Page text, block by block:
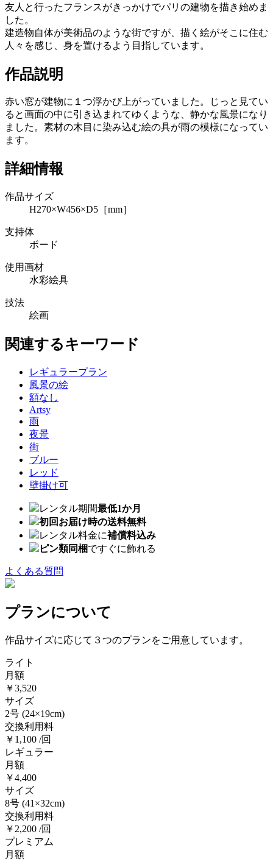
友人と行ったフランスがきっかけでパリの建物を描き始めま
した。
建造物自体が美術品のような街ですが、描く絵がそこに住む
人々を感じ、身を置けるよう目指しています。
作品説明
赤い窓が建物に１つ浮かび上がっていました。じっと見てい
ると画面の中に引き込まれてゆくような、静かな風景になり
ました。素材の木目に染み込む絵の具が雨の模様になってい
ます。
詳細情報
作品サイズ
H270×W456×D5［mm］
支持体
ボード
使用画材
水彩絵具
技法
絵画
関連するキーワード
レギュラープラン
風景の絵
額なし
Artsy
雨
夜景
街
ブルー
レッド
壁掛け可
レンタル期間最低1か月
初回お届け時の送料無料
レンタル料金に補償料込み
ピン類同梱ですぐに飾れる
よくある質問
プランについて
作品サイズに応じて３つのプランをご用意しています。
ライト
月額
￥3,520
サイズ
2号 (24×19cm)
交換利用料
￥1,100 /回
レギュラー
月額
￥4,400
サイズ
8号 (41×32cm)
交換利用料
￥2,200 /回
プレミアム
月額